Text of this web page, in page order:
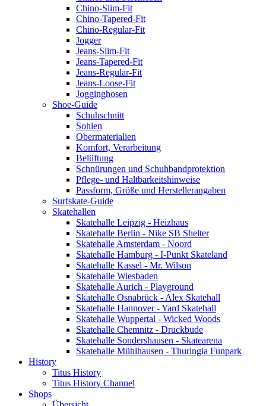
Chino-Slim-Fit
Chino-Tapered-Fit
Chino-Regular-Fit
Jogger
Jeans-Slim-Fit
Jeans-Tapered-Fit
Jeans-Regular-Fit
Jeans-Loose-Fit
Jogginghosen
Shoe-Guide
Schuhschnitt
Sohlen
Obermaterialien
Komfort, Verarbeitung
Belüftung
Schnürungen und Schuhbandprotektion
Pflege- und Haltbarkeitshinweise
Passform, Größe und Herstellerangaben
Surfskate-Guide
Skatehallen
Skatehalle Leipzig - Heizhaus
Skatehalle Berlin - Nike SB Shelter
Skatehalle Amsterdam - Noord
Skatehalle Hamburg - I-Punkt Skateland
Skatehalle Kassel - Mr. Wilson
Skatehalle Wiesbaden
Skatehalle Aurich - Playground
Skatehalle Osnabrück - Alex Skatehall
Skatehalle Hannover - Yard Skatehall
Skatehalle Wuppertal - Wicked Woods
Skatehalle Chemnitz - Druckbude
Skatehalle Sondershausen - Skatearena
Skatehalle Mühlhausen - Thuringia Funpark
History
Titus History
Titus History Channel
Shops